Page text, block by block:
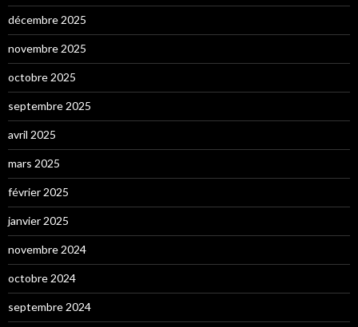
décembre 2025
novembre 2025
octobre 2025
septembre 2025
avril 2025
mars 2025
février 2025
janvier 2025
novembre 2024
octobre 2024
septembre 2024